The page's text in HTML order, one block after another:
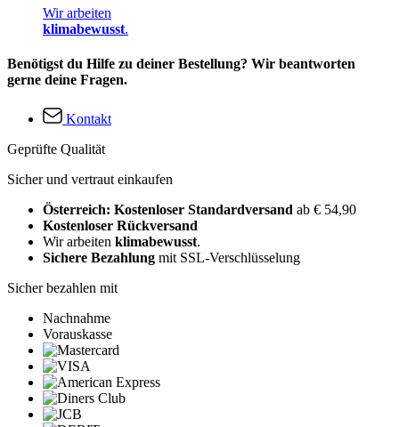
Wir arbeiten
klimabewusst.
Benötigst du Hilfe zu deiner Bestellung? Wir beantworten
gerne deine Fragen.
Kontakt
Geprüfte Qualität
Sicher und vertraut einkaufen
Österreich: Kostenloser Standardversand ab € 54,90
Kostenloser Rückversand
Wir arbeiten klimabewusst.
Sichere Bezahlung mit SSL-Verschlüsselung
Sicher bezahlen mit
Nachnahme
Vorauskasse